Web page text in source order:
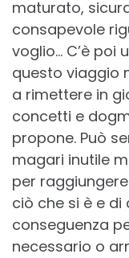
maturato,
consapevole
voglio… C’è poi
questo viaggio
a rimettere in
concetti e
propone. Può
magari inutile
per
ciò che si è e di
conseguenza
necessario o